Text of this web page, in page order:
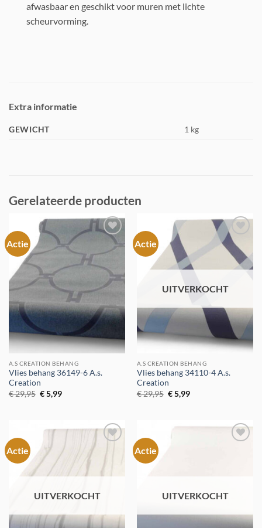
afwasbaar en geschikt voor muren met lichte
scheurvorming.
Extra informatie
GEWICHT 1 kg
Gerelateerde producten
Actie
Toevoegen
aan
verlanglijst
A.S CREATION BEHANG
Vlies behang 36149-6 A.s.
Creation
€29,95 Oorspronkelijke
prijs
€5,99Huidige
Actie
Toevoegen
aan
verlanglijst
UITVERKOCHT
A.S CREATION BEHANG
Vlies behang 34110-4 A.s.
Creation
€29,95 Oorspronkelijke
prijs
€5,99Huidige
Actie
Toevoegen
verlanglijst
UITVERKOCHT
Actie
UITVERKOCHT